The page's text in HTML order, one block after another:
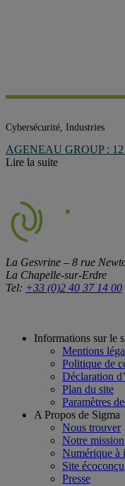
Cybersécurité, Industries
AGENEAU GROUP : 12
Lire la suite
La Gesvrine – 8 rue
La Chapelle-sur-Erdre
Tel: +33 (0)2 40 37 14 00
Informations sur le
Mentions
Politique de
Déclaration
Plan du site
Paramètres
A Propos de Sigma
Nous trouver
Notre mission
Numérique à
Site écoconçu
Presse